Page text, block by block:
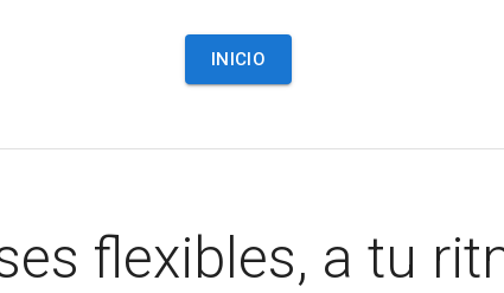
INICIO
flexibles, a tu